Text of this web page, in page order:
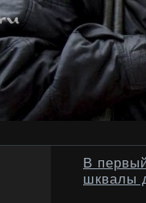
В
шквалы